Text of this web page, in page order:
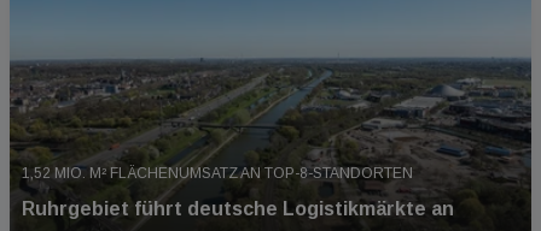
1,52 MIO. M² FLÄCHENUMSATZ AN TOP-8-STANDORTEN
Ruhrgebiet führt deutsche Logistikmärkte an